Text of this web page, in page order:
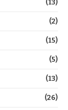
(13)
(2)
(15)
(5)
(13)
(26)